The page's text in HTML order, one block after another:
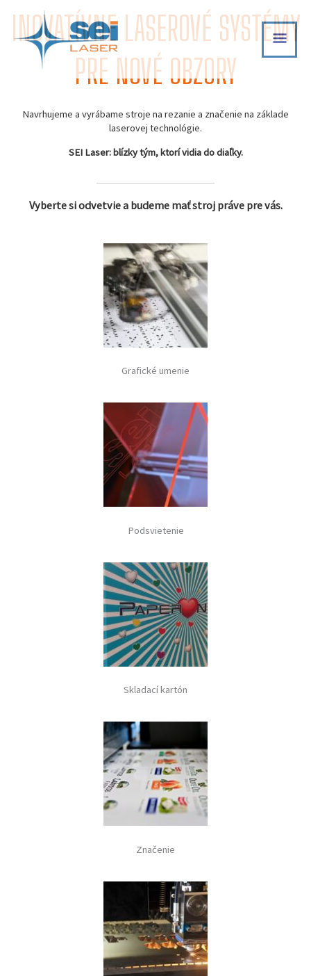
content
INOVATÍVNE LASEROVÉ SYSTÉMY
PRE NOVÉ OBZORY
Navrhujeme a vyrábame stroje na rezanie a značenie na základe
laserovej technológie.
SEI Laser: blízky tým, ktorí vidia do diaľky.
Vyberte si odvetvie a budeme mať stroj práve pre vás.
Grafické umenie
Podsvietenie
Skladací kartón
Značenie